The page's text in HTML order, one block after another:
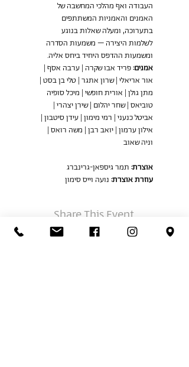
העבודה ואף מהלכי המחשבה של
האמנים והאמניות המשתתפים
בתערוכה, ומעלה שאלות בנוגע
לשלמות היצירה – משמעות הסדרה
ומשמעות ההדפס היחיד ביחס אליה.
אמנים: פריד אבו שקרה | ערבה אסף |
אור אריאלי | שרון אתגר | טלי בן בסט |
מתן גולן | אורית חופשי | מיכל סופיה
טוביאס | שחר יהלום | שירן יצהרי |
אביטל כנעני | רמי מימון | עידן סיטבון |
אילון ערמון | יואב רבן | משה רואס |
וניה שאוב
אוצרת: תמר גיספאן-גרינברג
עוזרת אוצרת: נועה וייס סימון
Share This Event